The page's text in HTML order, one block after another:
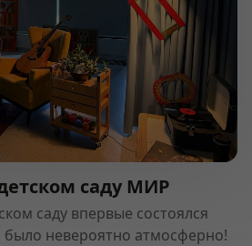
саду МИР
саду впервые состоялся
невероятно атмосферно!